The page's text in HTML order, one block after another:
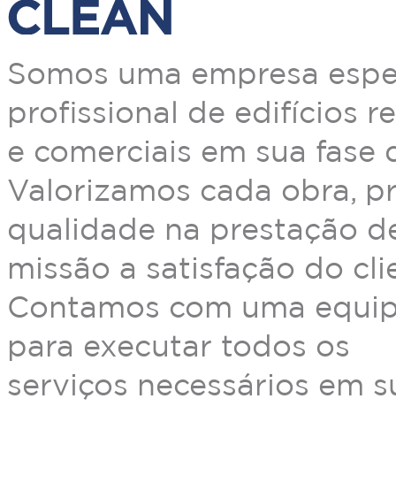
Somos uma empresa
profissional de edifícios
e comerciais em sua fase
Valorizamos cada obra,
qualidade na prestação
missão a satisfação do
Contamos com uma
para executar todos os
serviços necessários em